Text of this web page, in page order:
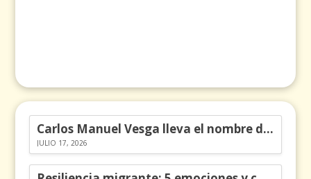
Carlos Manuel Vesga lleva el nombre de Colombia a los Emmy
JULIO 17, 2026